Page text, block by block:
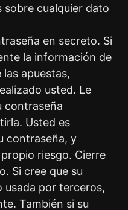
cualquier dato
en secreto. Si
la información de
las apuestas,
usted. Le
contraseña
Usted es
contraseña, y
riesgo. Cierre
Si cree que su
usada por terceros,
También si su